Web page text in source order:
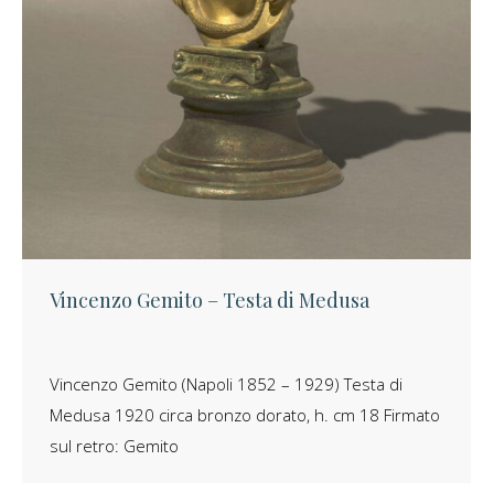
Vincenzo Gemito – Testa di Medusa
Vincenzo Gemito (Napoli 1852 – 1929) Testa di
Medusa 1920 circa bronzo dorato, h. cm 18 Firmato
sul retro: Gemito